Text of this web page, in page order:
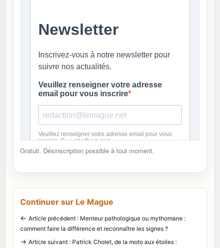
Gratuit. Désinscription possible à tout moment.
Continuer sur Le Mague
← Article précédent : Menteur pathologique ou mythomane :
comment faire la différence et reconnaître les signes ?
→ Article suivant : Patrick Cholet, de la moto aux étoiles :